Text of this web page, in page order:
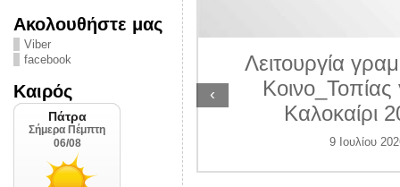
Ακολουθήστε μας
Viber
facebook
Καιρός
2026
Λειτουργία
Κοινο_Τοπίας
Καλοκαίρι
9 Ιουλίου
‹